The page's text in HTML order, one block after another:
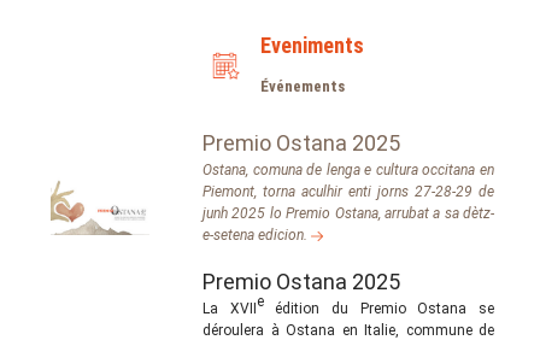
Eveniments
Événements
Premio Ostana 2025
Ostana, comuna de lenga e cultura occitana en
Piemont, torna aculhir enti jorns 27-28-29 de
junh 2025 lo Premio Ostana, arrubat a sa dètz-
e-setena edicion.
Premio Ostana 2025
La XVIIe édition du Premio Ostana se
déroulera à Ostana en Italie, commune de